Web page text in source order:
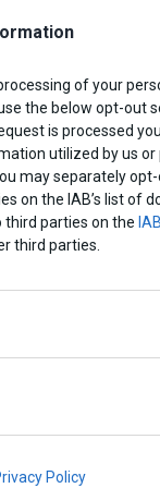
of your
the below opt-out
is processed
utilized by us or
may separately
on the IAB’s list of
third parties on the
third parties.
Policy
τον
την
Η υψηλή